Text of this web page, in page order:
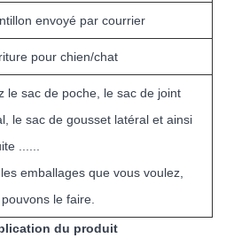
envoyé par courrier
pour chien/chat
le sac de poche, le sac de joint
le sac de gousset latéral et ainsi
......
emballages que vous voulez,
le faire.
du produit